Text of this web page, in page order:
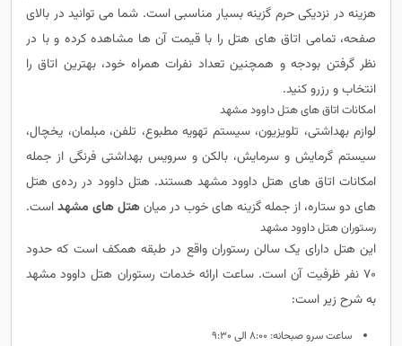
هزینه در نزدیکی حرم گزینه بسیار مناسبی است. شما می توانید در بالای
صفحه، تمامی اتاق های هتل را با قیمت آن ها مشاهده کرده و با در
نظر گرفتن بودجه و همچنین تعداد نفرات همراه خود، بهترین اتاق را
انتخاب و رزرو کنید.
امکانات اتاق های هتل داوود مشهد
لوازم بهداشتی، تلویزیون، سیستم تهویه مطبوع، تلفن، مبلمان، یخچال،
سیستم گرمایش و سرمایش، بالکن و سرویس بهداشتی فرنگی از جمله
امکانات اتاق های هتل داوود مشهد هستند. هتل داوود در رده‌ی هتل
های دو ستاره، از جمله گزینه های خوب در میانهتل های مشهداست.
رستوران هتل داوود مشهد
این هتل دارای یک سالن رستوران واقع در طبقه همکف است که حدود
70 نفر ظرفیت آن است. ساعت ارائه خدمات رستوران هتل داوود مشهد
به شرح زیر است:
ساعت سرو صبحانه: 8:00 الی 9:30